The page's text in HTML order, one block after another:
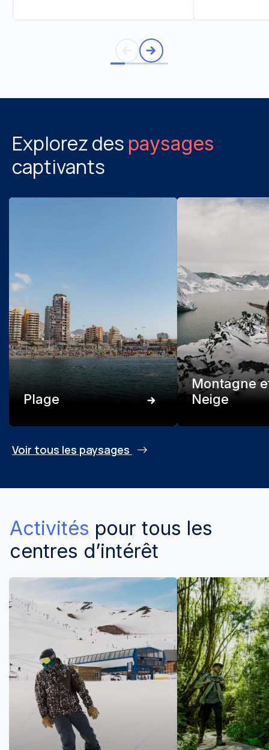
Explorez des paysages
captivants
Plage
Montagne
Neige
Voir tous les paysages
Activités pour tous les
centres d’intérêt